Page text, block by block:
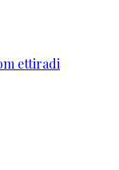
ettiradi